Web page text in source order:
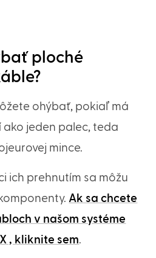
ploché
ohýbať, pokiaľ má
ako jeden palec, teda
mince.
ich prehnutím sa môžu
Ak sa chcete
v našom systéme
, kliknite sem.